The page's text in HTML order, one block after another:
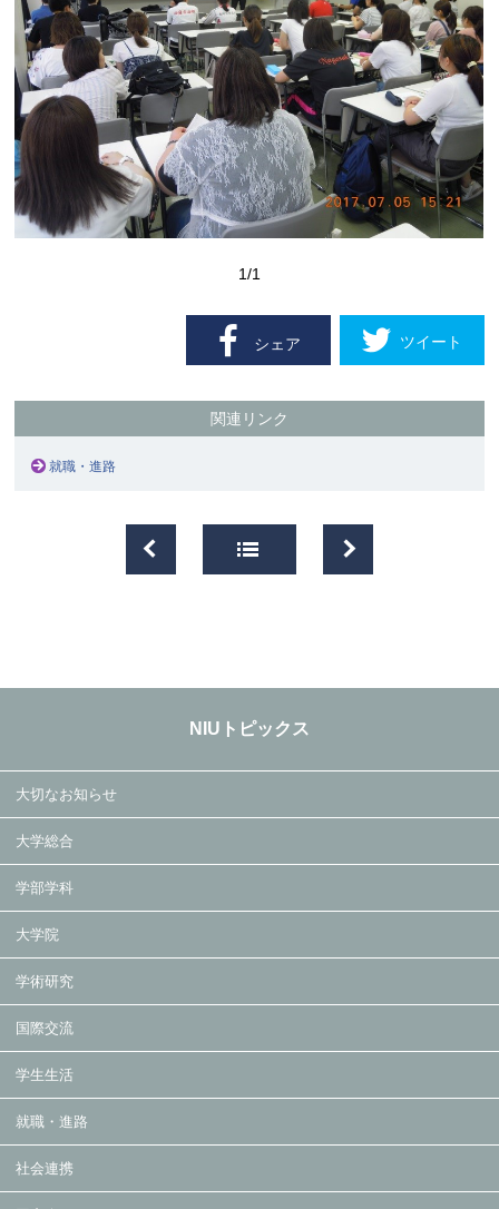
1/1
シェア ツイート
関連リンク
就職・進路
NIUトピックス
大切なお知らせ
大学総合
学部学科
大学院
学術研究
国際交流
学生生活
就職・進路
社会連携